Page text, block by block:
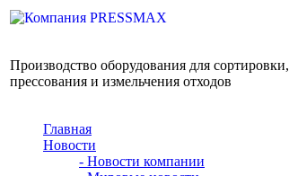
Производство оборудования для сортировки,
прессования и измельчения отходов
Главная
Новости
- Новости компании